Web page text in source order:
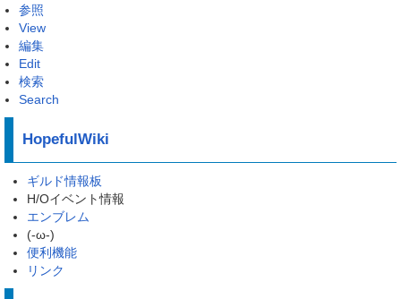
参照
View
編集
Edit
検索
Search
HopefulWiki
ギルド情報板
H/Oイベント情報
エンブレム
(-ω-)
便利機能
リンク